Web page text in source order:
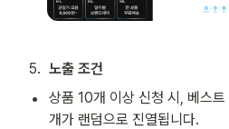
5. 노출 조건
•
상품 10개 이상 신청 시, 베스
개가 랜덤으로 진열됩니다.